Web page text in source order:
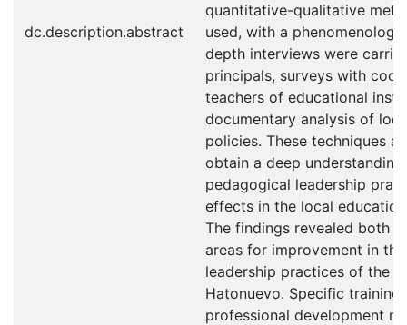
dc.description.abstract
quantitative-qualitative
used, with a
depth interviews were
principals, surveys with
teachers of educational
documentary analysis of
policies. These techniques
obtain a deep
pedagogical leadership
effects in the local
The findings revealed both
areas for improvement in
leadership practices of the
Hatonuevo. Specific training
professional development